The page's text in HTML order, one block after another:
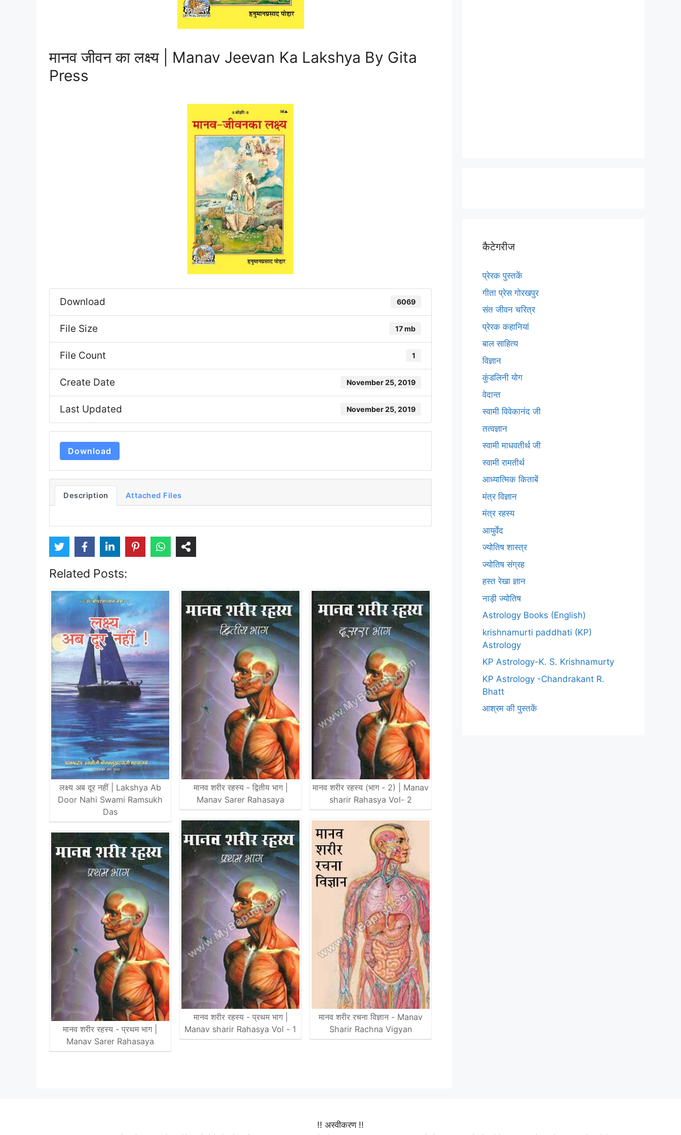
मानव जीवन का लक्ष्य | Manav Jeevan Ka Lakshya By Gita
Press
Download 6069
File Size 17 mb
File Count 1
Create Date November 25, 2019
Last Updated November 25, 2019
Download
Description Attached Files
Related Posts:
लक्ष्य अब दूर नहीं | Lakshya Ab
Door Nahi Swami Ramsukh
Das
मानव शरीर रहस्य - प्रथम भाग |
Manav Sarer Rahasaya
मानव शरीर रहस्य - द्वितीय भाग |
Manav Sarer Rahasaya
मानव शरीर रहस्य - प्रथम भाग |
Manav sharir Rahasya Vol - 1
मानव शरीर रहस्य (भाग - 2) | Manav
sharir Rahasya Vol- 2
मानव शरीर रचना विज्ञान - Manav
Sharir Rachna Vigyan
कैटेगरीज
प्रेरक पुस्तकें
गीता प्रेस गोरखपुर
संत जीवन चरित्र
प्रेरक कहानियां
बाल साहित्य
विज्ञान
कुंडलिनी योग
वेदान्त
स्वामी विवेकानंद जी
तत्वज्ञान
स्वामी माधवतीर्थ जी
स्वामी रामतीर्थ
आध्यात्मिक किताबें
मंत्र विज्ञान
मंत्र रहस्य
आयुर्वेद
ज्योतिष शास्त्र
ज्योतिष संग्रह
हस्त रेखा ज्ञान
नाड़ी ज्योतिष
Astrology Books (English)
krishnamurti paddhati (KP)
Astrology
KP Astrology-K. S. Krishnamurty
KP Astrology -Chandrakant R.
Bhatt
आश्रम की पुस्तकें
!! अस्वीकरण !!